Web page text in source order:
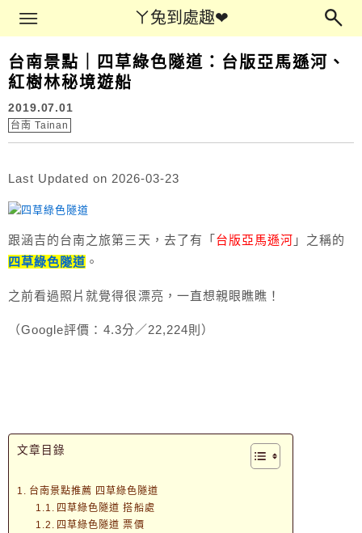
ㄚ兔到處趣❤
Main Menu
台南景點｜四草綠色隧道：台版亞馬遜河、
紅樹林秘境遊船
2019.07.01
台南 Tainan
Last Updated on 2026-03-23
跟涵吉的台南之旅第三天，去了有「 台版亞馬遜河 」之稱的
四草綠色隧道 。
之前看過照片就覺得很漂亮，一直想親眼瞧瞧！
（Google評價：4.3分／22,224則）
文章目錄
台南景點推薦 四草綠色隧道
四草綠色隧道 搭船處
四草綠色隧道 票價